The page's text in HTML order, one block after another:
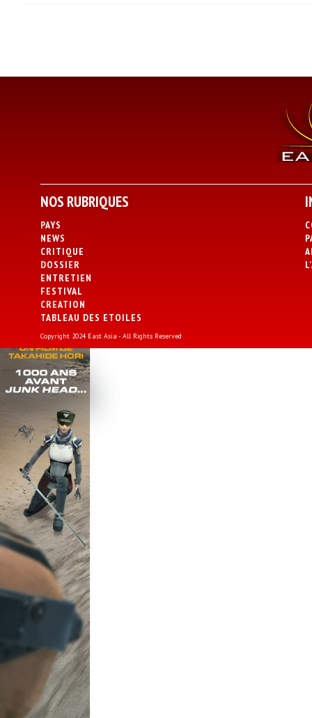
NOS RUBRIQUES
PAYS
NEWS
CRITIQUE
DOSSIER
ENTRETIEN
FESTIVAL
CREATION
TABLEAU DES ETOILES
Copyright 2024 East Asia - All Rights Reserved